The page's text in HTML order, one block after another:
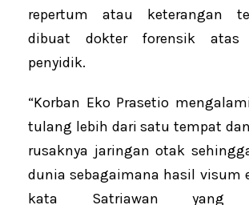
repertum atau keterangan
dibuat dokter forensik atas
penyidik.
“Korban Eko Prasetio
tulang lebih dari satu tempat
rusaknya jaringan otak
dunia sebagaimana hasil visum
kata Satriawan yang